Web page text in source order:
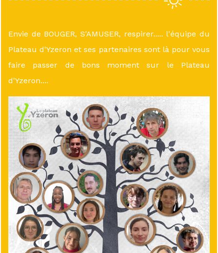
Envie de BOUGER, S'AMUSER, respirer..... l'équipe du
Plateau d'Yzeron et ses partenaires sont là pour vous
faire passer de bons moment sur le Plateau
d'Yzeron....